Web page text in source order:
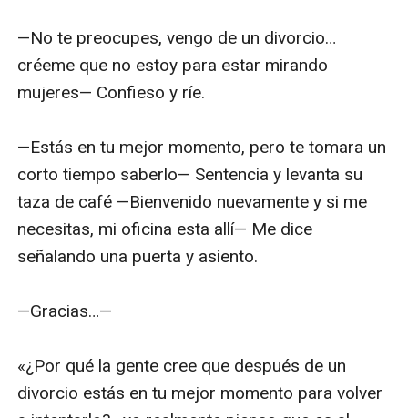
—No te preocupes, vengo de un divorcio…
créeme que no estoy para estar mirando
mujeres— Confieso y ríe.
—Estás en tu mejor momento, pero te tomara un
corto tiempo saberlo— Sentencia y levanta su
taza de café —Bienvenido nuevamente y si me
necesitas, mi oficina esta allí— Me dice
señalando una puerta y asiento.
—Gracias…—
«¿Por qué la gente cree que después de un
divorcio estás en tu mejor momento para volver